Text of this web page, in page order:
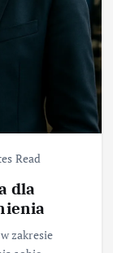
Read
dla
zakresie